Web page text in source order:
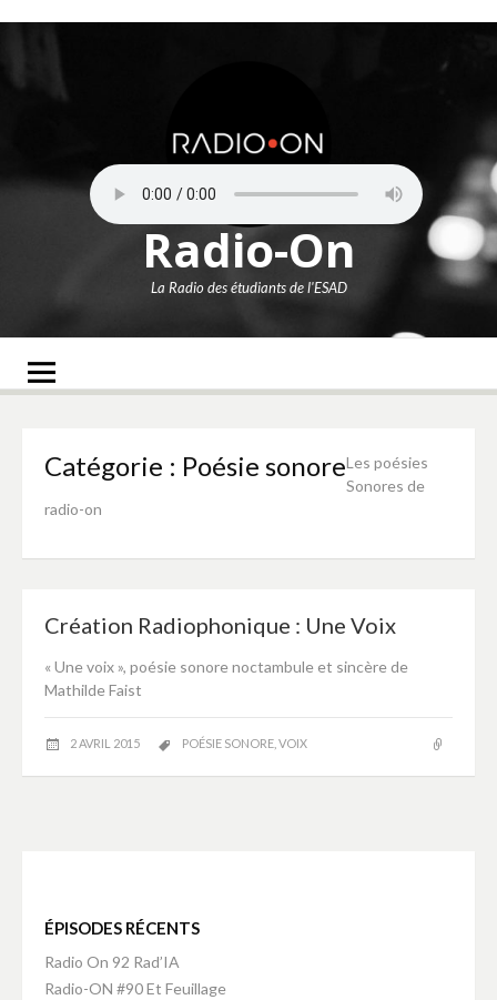
Radio-On
La Radio des étudiants de l'ESAD
Catégorie : Poésie sonoreLes poésies
Sonores de
radio-on
Création Radiophonique : Une Voix
« Une voix », poésie sonore noctambule et sincère de
Mathilde Faist
2 AVRIL 2015 POÉSIE SONORE VOIX
ÉPISODES RÉCENTS
Radio On 92 Rad’IA
Radio-ON #90 Et Feuillage